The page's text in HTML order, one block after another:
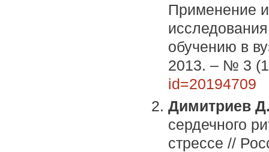
Применение
обучению в
2013. – № 3
id=20194709
Димитриев
сердечного
стрессе //